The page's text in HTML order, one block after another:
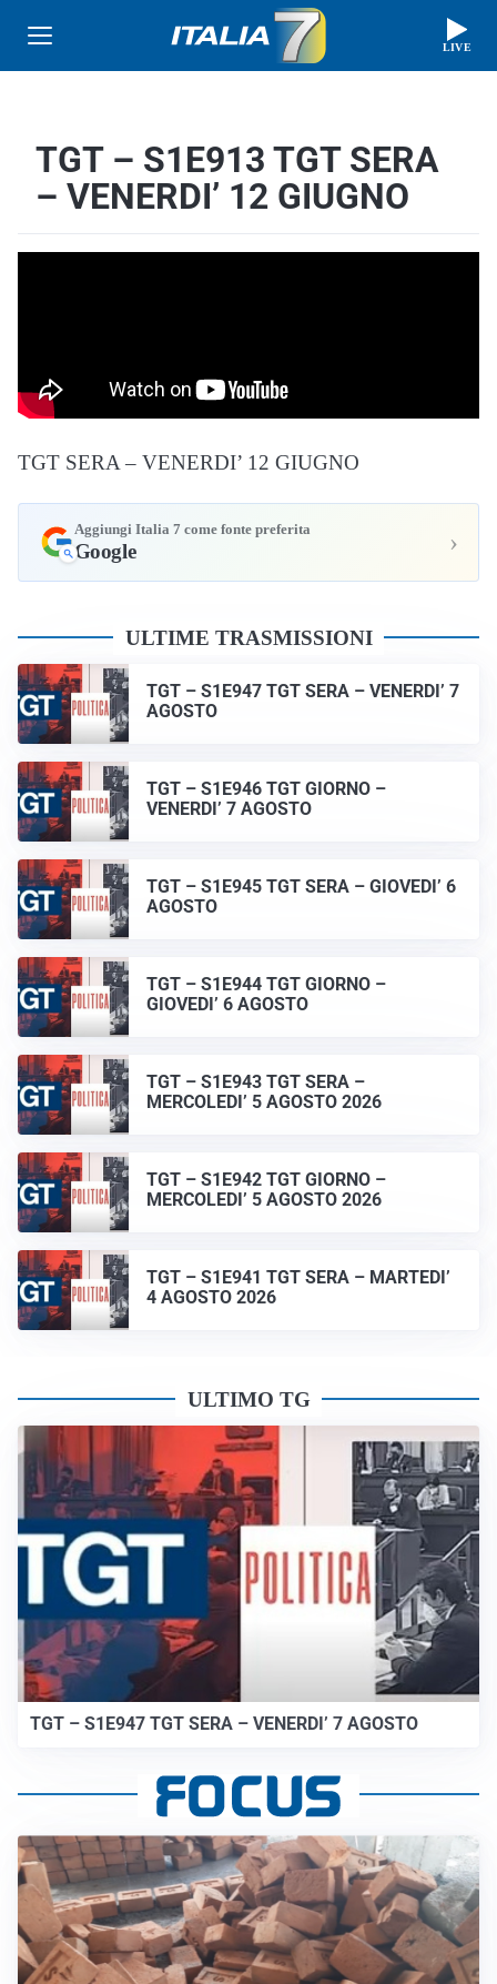
LIVE
TGT – S1E913 TGT SERA
– VENERDI’ 12 GIUGNO
TGT SERA – VENERDI’ 12 GIUGNO
Aggiungi Italia 7 come fonte preferita
Google ›
ULTIME TRASMISSIONI
TGT – S1E947 TGT SERA – VENERDI’ 7
AGOSTO
TGT – S1E946 TGT GIORNO –
VENERDI’ 7 AGOSTO
TGT – S1E945 TGT SERA – GIOVEDI’ 6
AGOSTO
TGT – S1E944 TGT GIORNO –
GIOVEDI’ 6 AGOSTO
TGT – S1E943 TGT SERA –
MERCOLEDI’ 5 AGOSTO 2026
TGT – S1E942 TGT GIORNO –
MERCOLEDI’ 5 AGOSTO 2026
TGT – S1E941 TGT SERA – MARTEDI’
4 AGOSTO 2026
ULTIMO TG
TGT – S1E947 TGT SERA – VENERDI’ 7 AGOSTO